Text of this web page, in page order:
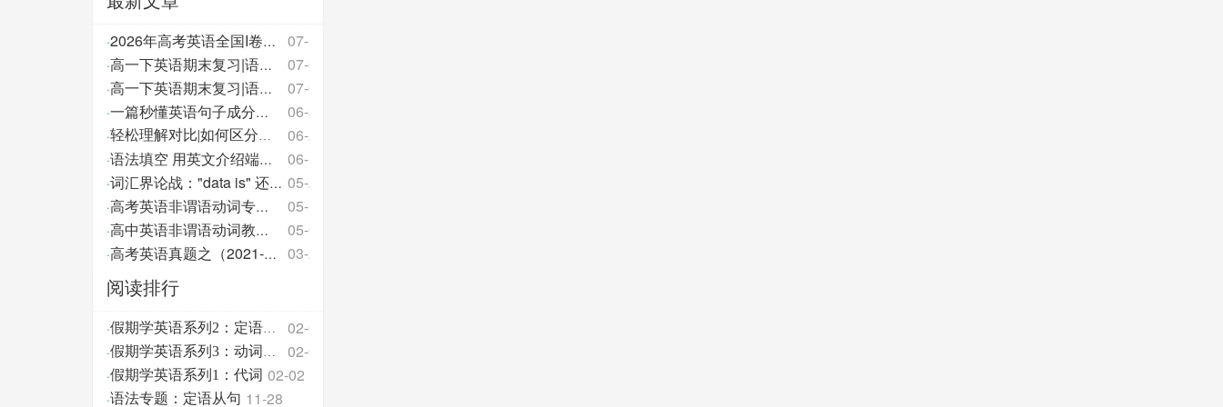
· 2026年高考英语全国I卷长难句解析 07-14
· 高一下英语期末复习|语法填空：太空探索 07-06
· 高一下英语期末复习|语法填空 论语 Analects of Con 07-04
· 一篇秒懂英语句子成分（彩色版） 06-30
· 轻松理解对比|如何区分定语从句 06-23
· 语法填空 用英文介绍端午节 06-19
· 词汇界论战："data is" 还是 "data are" 05-28
· 高考英语非谓语动词专项训练100题（高考模拟题） 05-19
· 高中英语非谓语动词教材句子语法填空练习 05-09
· 高考英语真题之（2021-2025）名词性从句 03-29
阅读排行
· 假期学英语系列2：定语从句 02-02
· 假期学英语系列3：动词时态语态 02-04
·假期学英语系列1：代词 02-02
·语法专题：定语从句 11-28